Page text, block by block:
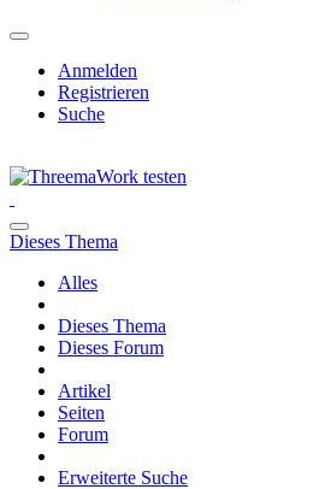
Anmelden
Registrieren
Suche
Dieses Thema
Alles
Dieses Thema
Dieses Forum
Artikel
Seiten
Forum
Erweiterte Suche